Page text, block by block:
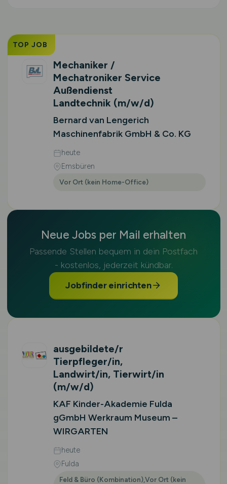
TOP JOB
Mechaniker /
Mechatroniker Service
Außendienst
Landtechnik (m/w/d)
Bernard van Lengerich
Maschinenfabrik GmbH & Co. KG
heute
Emsbüren
Vor Ort (kein Home-Office)
Neue Jobs per Mail erhalten
Passende Stellen bequem in dein Postfach
- kostenlos, jederzeit kündbar.
Jobfinder einrichten
ausgebildete/r
Tierpfleger/in,
Landwirt/in, Tierwirt/in
(m/w/d)
KAF Kinder-Akademie Fulda
gGmbH Werkraum Museum –
WIRGARTEN
heute
Fulda
Feld & Büro (Kombination),Vor Ort (kein